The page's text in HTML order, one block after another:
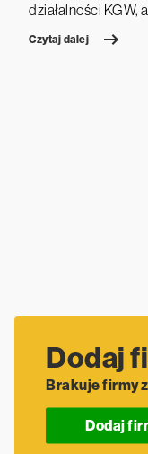
działalności KGW,
Czytaj dalej
Dodaj
Brakuje firmy
Dodaj